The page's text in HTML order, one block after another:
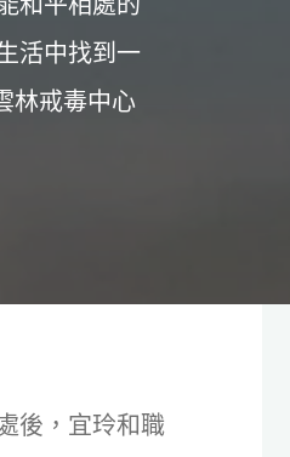
活中找到一
林戒毒中心
後，宜玲和職